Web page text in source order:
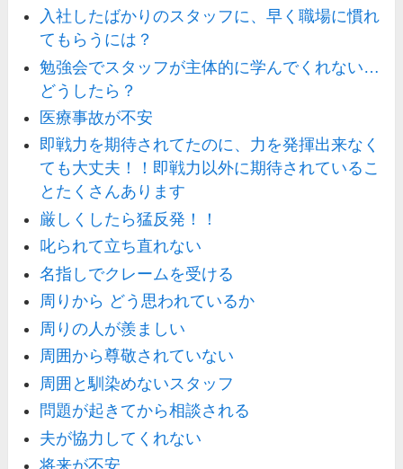
入社したばかりのスタッフに、早く職場に慣れ
てもらうには？
勉強会でスタッフが主体的に学んでくれない…
どうしたら？
医療事故が不安
即戦力を期待されてたのに、力を発揮出来なく
ても大丈夫！！即戦力以外に期待されているこ
とたくさんあります
厳しくしたら猛反発！！
叱られて立ち直れない
名指しでクレームを受ける
周りから どう思われているか
周りの人が羨ましい
周囲から尊敬されていない
周囲と馴染めないスタッフ
問題が起きてから相談される
夫が協力してくれない